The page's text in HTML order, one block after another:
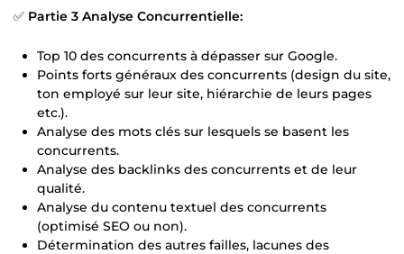
✅ Partie 3 Analyse Concurrentielle:
Top 10 des concurrents à dépasser sur Google.
Points forts généraux des concurrents (design du site,
ton employé sur leur site, hiérarchie de leurs pages
etc.).
Analyse des mots clés sur lesquels se basent les
concurrents.
Analyse des backlinks des concurrents et de leur
qualité.
Analyse du contenu textuel des concurrents
(optimisé SEO ou non).
Détermination des autres failles, lacunes des